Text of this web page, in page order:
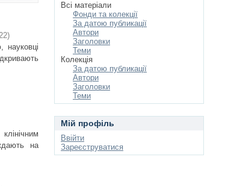
)
науковці
на
Всі матеріали
Фонди та колекції
За датою публикації
Автори
Заголовки
Теми
Колекція
За датою публикації
Автори
Заголовки
Теми
Мій профіль
Ввійти
Зареєструватися